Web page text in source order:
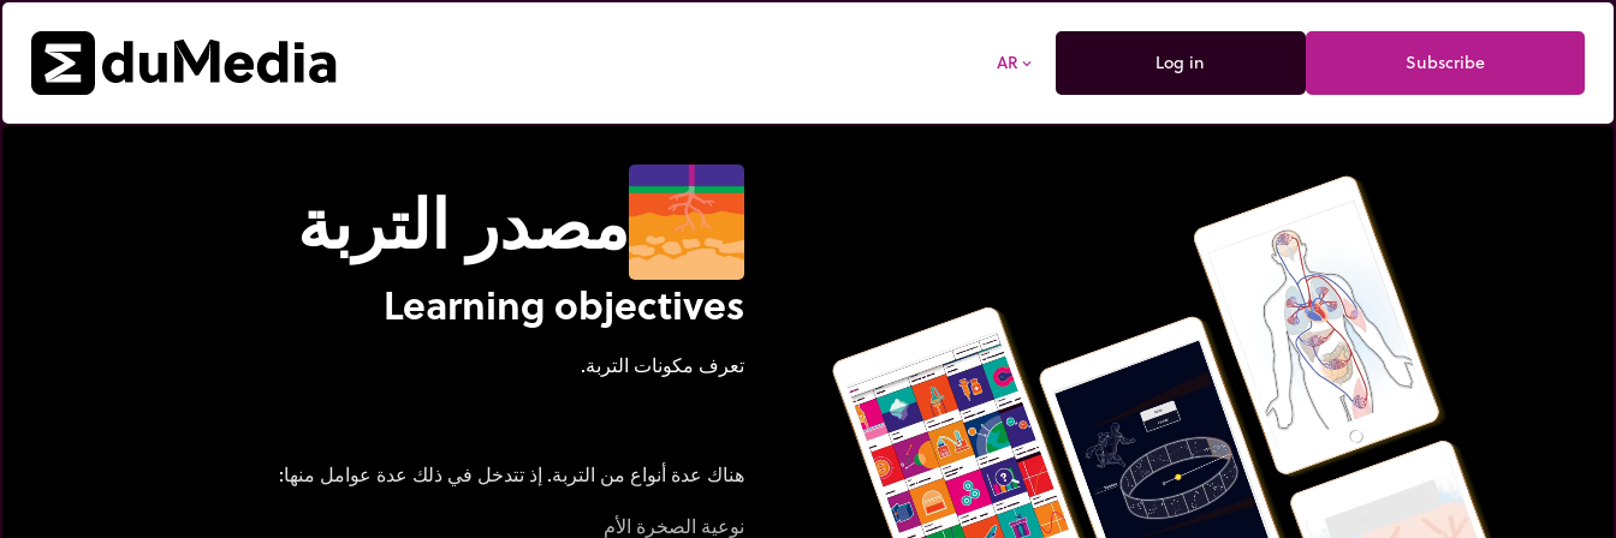
AR expand_more Log in Subscribe
مصدر التربة
Learning objectives
تعرف مكونات التربة.
هناك عدة أنواع من التربة. إذ تتدخل في ذلك عدة عوامل منها:
نوعية الصخرة الأم